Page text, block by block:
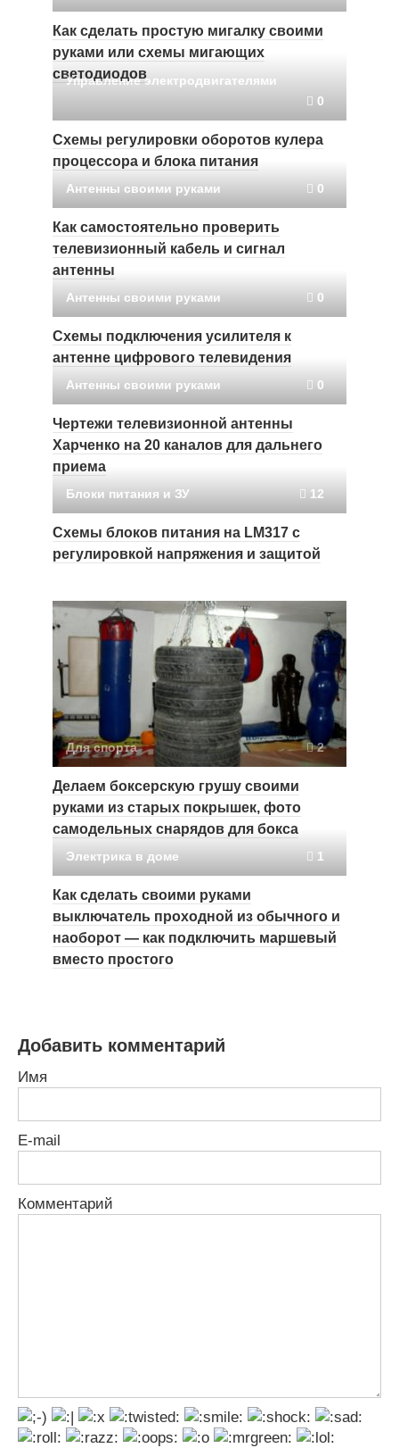
Как сделать простую мигалку своими
руками или схемы мигающих
светодиодов
Управление электродвигателями
0
Схемы регулировки оборотов кулера
процессора и блока питания
Антенны своими руками 0
Как самостоятельно проверить
телевизионный кабель и сигнал
антенны
Антенны своими руками 0
Схемы подключения усилителя к
антенне цифрового телевидения
Антенны своими руками 0
Чертежи телевизионной антенны
Харченко на 20 каналов для дальнего
приема
Блоки питания и ЗУ 12
Схемы блоков питания на LM317 с
регулировкой напряжения и защитой
Для спорта 2
Делаем боксерскую грушу своими
руками из старых покрышек, фото
самодельных снарядов для бокса
Электрика в доме 1
Как сделать своими руками
выключатель проходной из обычного и
наоборот — как подключить маршевый
вместо простого
Добавить комментарий
Имя
E-mail
Комментарий